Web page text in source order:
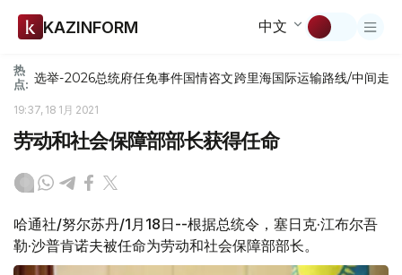
KAZINFORM 中文
热
点: 选举-2026总统府任免事件国情咨文跨里海国际运输路线/中间走廊
19:37, 18 1月 2021
劳动和社会保障部部长获得任命
哈通社/努尔苏丹/1月18日--根据总统令，塞日克·江布尔吾
勒·沙普肯诺夫被任命为劳动和社会保障部部长。